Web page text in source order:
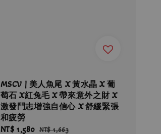
MSCV | 美人魚尾 X 黃水晶 X 葡
萄石 X紅兔毛 X 帶來意外之財 X
激發鬥志增強自信心 X 舒緩緊張
和疲勞
Sale
NT$ 1,580 Regular
NT$ 1,663